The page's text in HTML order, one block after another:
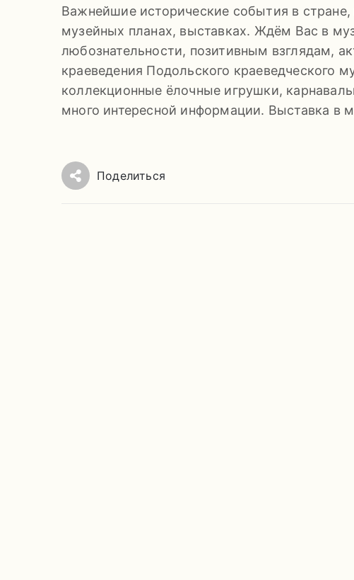
Важнейшие исторические события в
музейных планах, выставках. Ждём Вас в
любознательности, позитивным взглядам,
краеведения Подольского краеведческого
коллекционные ёлочные игрушки,
много интересной информации. Выставка в
Поделиться